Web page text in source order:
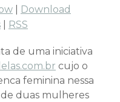
Download
RSS
de uma iniciativa
cujo o
feminina nessa
de duas mulheres